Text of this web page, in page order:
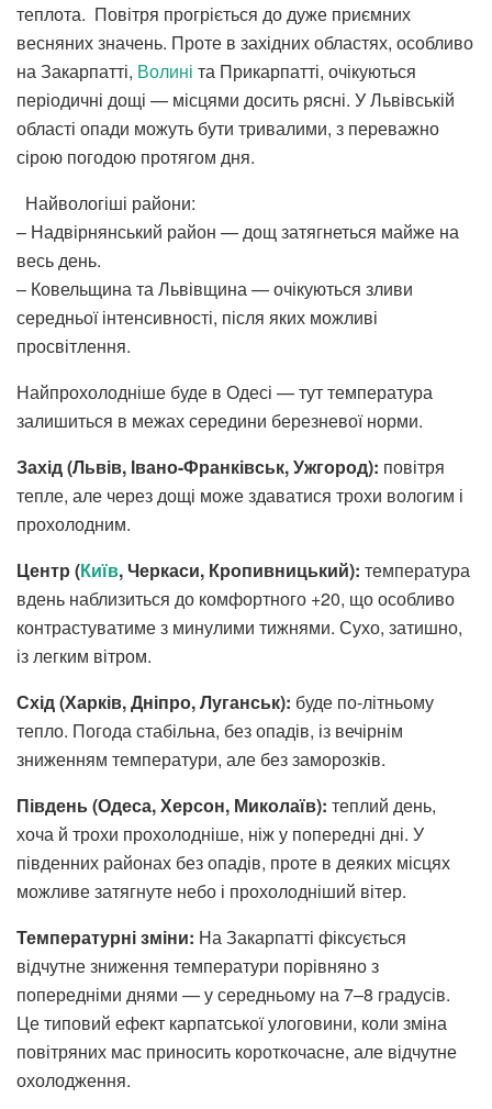
теплота. Повітря прогріється до дуже приємних
весняних значень. Проте в західних областях, особливо
на Закарпатті, Волині та Прикарпатті, очікуються
періодичні дощі — місцями досить рясні. У Львівській
області опади можуть бути тривалими, з переважно
сірою погодою протягом дня.
Найвологіші райони:
– Надвірнянський район — дощ затягнеться майже на
весь день.
– Ковельщина та Львівщина — очікуються зливи
середньої інтенсивності, після яких можливі
просвітлення.
Найпрохолодніше буде в Одесі — тут температура
залишиться в межах середини березневої норми.
Захід (Львів, Івано-Франківськ, Ужгород): повітря
тепле, але через дощі може здаватися трохи вологим і
прохолодним.
Центр (Київ, Черкаси, Кропивницький): температура
вдень наблизиться до комфортного +20, що особливо
контрастуватиме з минулими тижнями. Сухо, затишно,
із легким вітром.
Схід (Харків, Дніпро, Луганськ): буде по-літньому
тепло. Погода стабільна, без опадів, із вечірнім
зниженням температури, але без заморозків.
Південь (Одеса, Херсон, Миколаїв): теплий день,
хоча й трохи прохолодніше, ніж у попередні дні. У
південних районах без опадів, проте в деяких місцях
можливе затягнуте небо і прохолодніший вітер.
Температурні зміни: На Закарпатті фіксується
відчутне зниження температури порівняно з
попередніми днями — у середньому на 7–8 градусів.
Це типовий ефект карпатської улоговини, коли зміна
повітряних мас приносить короткочасне, але відчутне
охолодження.